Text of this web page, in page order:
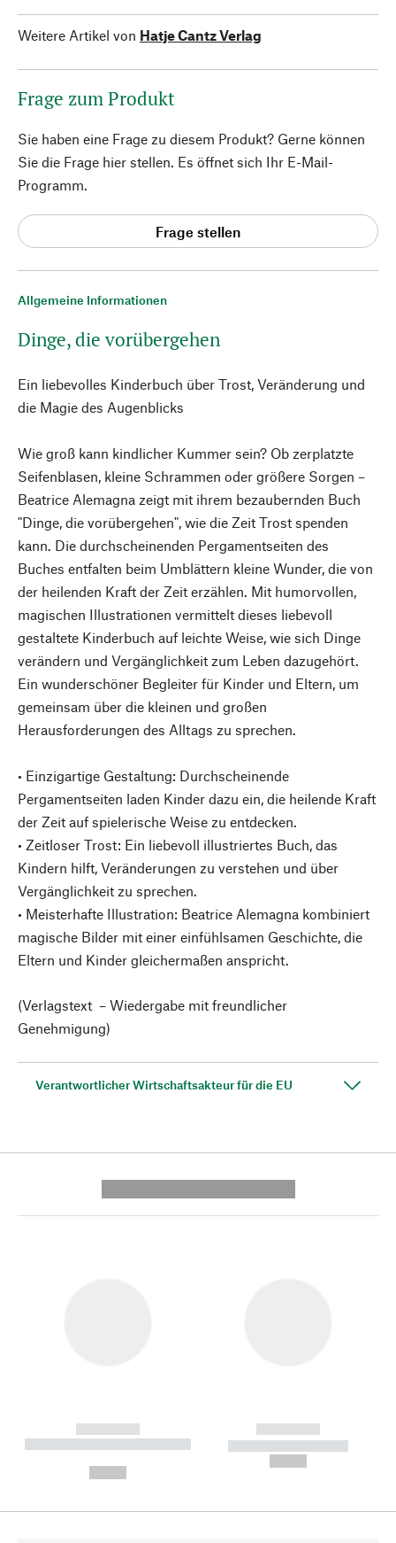
Allgemeine Informationen
Dinge, die vorübergehen
Ein liebevolles Kinderbuch über Trost, Veränderung und
die Magie des Augenblicks
Wie groß kann kindlicher Kummer sein? Ob zerplatzte
Seifenblasen, kleine Schrammen oder größere Sorgen –
Beatrice Alemagna zeigt mit ihrem bezaubernden Buch
"Dinge, die vorübergehen", wie die Zeit Trost spenden
kann. Die durchscheinenden Pergamentseiten des
Buches entfalten beim Umblättern kleine Wunder, die von
der heilenden Kraft der Zeit erzählen. Mit humorvollen,
magischen Illustrationen vermittelt dieses liebevoll
gestaltete Kinderbuch auf leichte Weise, wie sich Dinge
verändern und Vergänglichkeit zum Leben dazugehört.
Ein wunderschöner Begleiter für Kinder und Eltern, um
gemeinsam über die kleinen und großen
Herausforderungen des Alltags zu sprechen.
• Einzigartige Gestaltung: Durchscheinende
Pergamentseiten laden Kinder dazu ein, die heilende Kraft
der Zeit auf spielerische Weise zu entdecken.
• Zeitloser Trost: Ein liebevoll illustriertes Buch, das
Kindern hilft, Veränderungen zu verstehen und über
Vergänglichkeit zu sprechen.
• Meisterhafte Illustration: Beatrice Alemagna kombiniert
magische Bilder mit einer einfühlsamen Geschichte, die
Eltern und Kinder gleichermaßen anspricht.
(Verlagstext – Wiedergabe mit freundlicher
Genehmigung)
Verantwortlicher Wirtschaftsakteur für die EU
Weitere Artikel von Hatje Cantz Verlag
Frage zum Produkt
Sie haben eine Frage zu diesem Produkt? Gerne können
Sie die Frage hier stellen. Es öffnet sich Ihr E-Mail-
Programm.
Frage stellen
------------
----------- ----------- --------
------------
----------- -----------